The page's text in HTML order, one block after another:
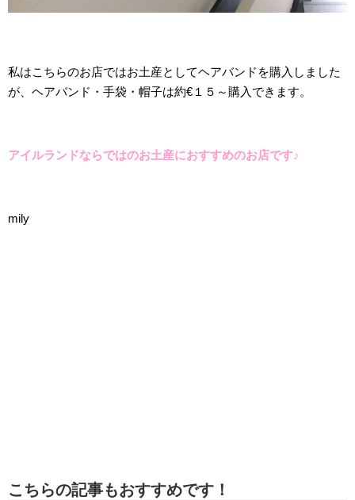
私はこちらのお店ではお土産としてヘアバンドを購入しました
が、ヘアバンド・手袋・帽子は約€１５～購入できます。
アイルランドならではのお土産におすすめのお店です♪
mily
こちらの記事もおすすめです！